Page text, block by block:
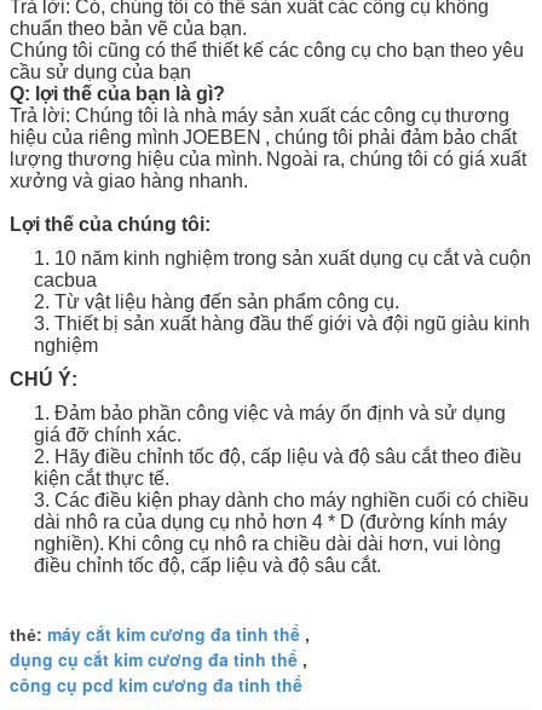
Trả lời: Có, chúng tôi có thể sản xuất các công cụ không
chuẩn theo bản vẽ của bạn.
Chúng tôi cũng có thể thiết kế các công cụ cho bạn theo yêu
cầu sử dụng của bạn
Q: lợi thế của bạn là gì?
Trả lời: Chúng tôi là nhà máy sản xuất cáccông cụ thương
hiệu của riêng mình JOEBEN , chúng tôi phải đảm bảo chất
lượng thương hiệu của mình. Ngoài ra, chúng tôi có giá xuất
xưởng và giao hàng nhanh.
Lợi thế của chúng tôi:
1. 10 năm kinh nghiệm trong sản xuất dụng cụ cắt và cuộn
cacbua
2. Từ vật liệu hàng đến sản phẩm công cụ.
3. Thiết bị sản xuất hàng đầu thế giới và đội ngũ giàu kinh
nghiệm
CHÚ Ý:
1. Đảm bảo phần công việc và máy ổn định và sử dụng
giá đỡ chính xác.
2. Hãy điều chỉnh tốc độ, cấp liệu và độ sâu cắt theo điều
kiện cắt thực tế.
3. Các điều kiện phay dành cho máy nghiền cuối có chiều
dài nhô ra của dụng cụ nhỏ hơn 4 * D (đường kính máy
nghiền). Khi công cụ nhô ra chiều dài dài hơn, vui lòng
điều chỉnh tốc độ, cấp liệu và độ sâu cắt.
thẻ: máy cắt kim cương đa tinh thể ,
dụng cụ cắt kim cương đa tinh thể ,
công cụ pcd kim cương đa tinh thể